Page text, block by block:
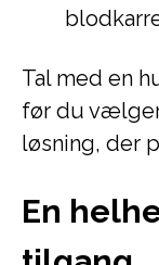
Tal med en
før du
løsning, der
En